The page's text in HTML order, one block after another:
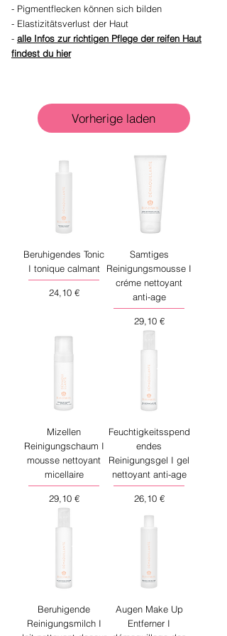
- Pigmentflecken können sich bilden
- Elastizitätsverlust der Haut
- alle Infos zur richtigen Pflege der reifen Haut
findest du hier
Vorherige laden
Beruhigendes Tonic
I tonique calmant
Preis
24,10 €
Samtiges
Reinigungsmousse I
créme nettoyant
anti-age
Preis
29,10 €
Mizellen
Reinigungschaum I
mousse nettoyant
micellaire
Preis
29,10 €
Feuchtigkeitsspend
endes
Reinigungsgel I gel
nettoyant anti-age
Preis
26,10 €
Beruhigende
Reinigungsmilch I
Augen Make Up
Entferner I